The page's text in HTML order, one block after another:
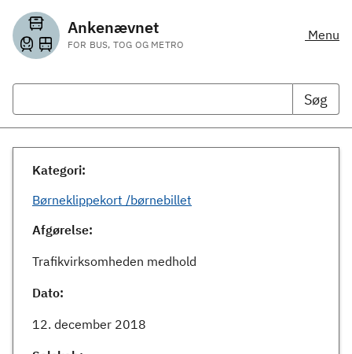
Ankenævnet
FOR BUS, TOG OG METRO
Menu
Søg
Kategori:
Børneklippekort /børnebillet
Afgørelse:
Trafikvirksomheden medhold
Dato:
12. december 2018